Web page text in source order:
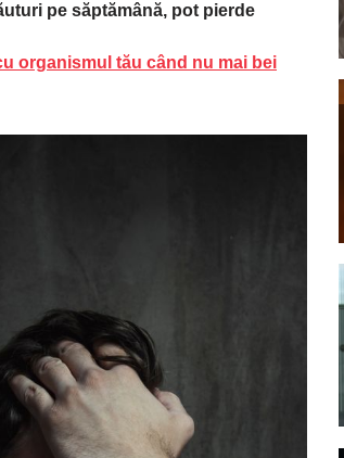
pe săptămână, pot pierde
organismul tău când nu mai bei